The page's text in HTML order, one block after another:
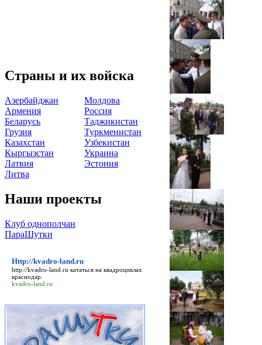
Страны и их войска
Азербайджан
Армения
Беларусь
Грузия
Казахстан
Кыргызстан
Латвия
Литва
Молдова
Россия
Таджикистан
Туркменистан
Узбекистан
Украина
Эстония
Наши проекты
Клуб однополчан
ПараШутки
Http://kvadro-land.ru
http://kvadro-land.ru кататься на квадроциклах
краснодар.
kvadro-land.ru